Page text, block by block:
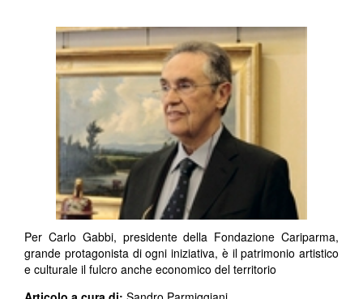
Per Carlo Gabbi, presidente della Fondazione Cariparma,
grande protagonista di ogni iniziativa, è il patrimonio artistico
e culturale il fulcro anche economico del territorio